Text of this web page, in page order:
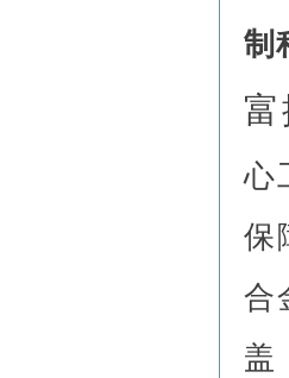
制
心
保
合
盖